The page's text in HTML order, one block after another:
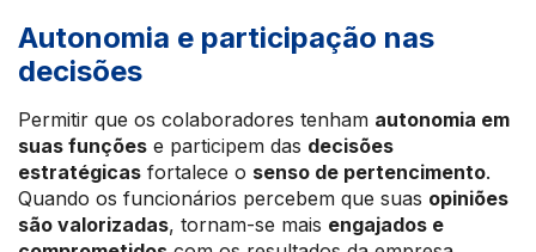
Autonomia e participação nas
decisões
Permitir que os colaboradores tenham autonomia em
suas funções e participem das decisões
estratégicas fortalece o senso de pertencimento.
Quando os funcionários percebem que suas opiniões
são valorizadas, tornam-se mais engajados e